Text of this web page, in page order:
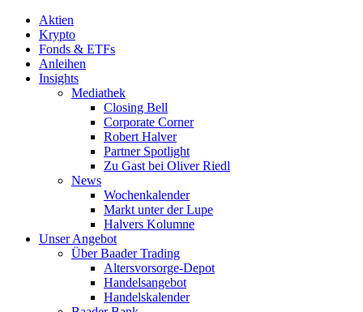
Aktien
Krypto
Fonds & ETFs
Anleihen
Insights
Mediathek
Closing Bell
Corporate Corner
Robert Halver
Partner Spotlight
Zu Gast bei Oliver Riedl
News
Wochenkalender
Markt unter der Lupe
Halvers Kolumne
Unser Angebot
Über Baader Trading
Altersvorsorge-Depot
Handelsangebot
Handelskalender